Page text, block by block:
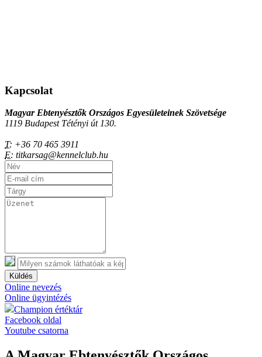
Kapcsolat
Magyar Ebtenyésztők Országos Egyesületeinek Szövetsége
1119 Budapest Tétényi út 130.
T: +36 70 465 3911
E: titkarsag@kennelclub.hu
Küldés
Online nevezés
Online ügyintézés
Champion értéktár
Facebook oldal
Youtube csatorna